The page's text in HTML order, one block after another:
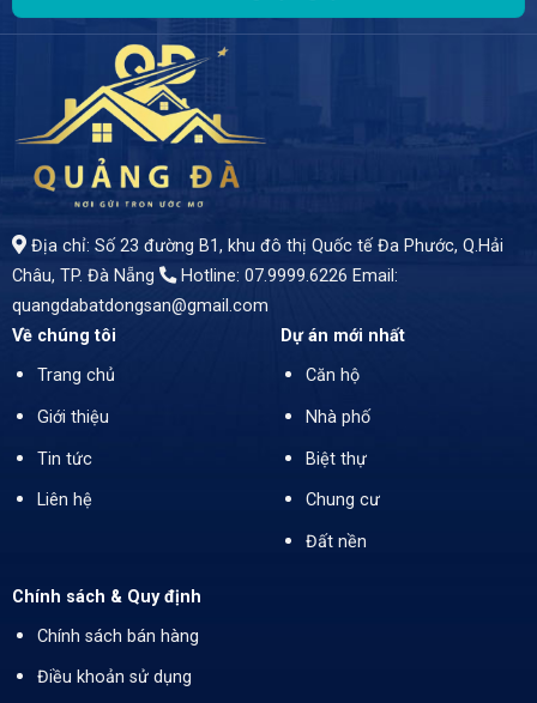
Địa chỉ: Số 23 đường B1, khu đô thị Quốc tế Đa Phước, Q.Hải
Châu, TP. Đà Nẵng
Hotline: 07.9999.6226 Email:
quangdabatdongsan@gmail.com
Về chúng tôi
Trang chủ
Giới thiệu
Tin tức
Liên hệ
Dự án mới nhất
Căn hộ
Nhà phố
Biệt thự
Chung cư
Đất nền
Chính sách & Quy định
Chính sách bán hàng
Điều khoản sử dụng